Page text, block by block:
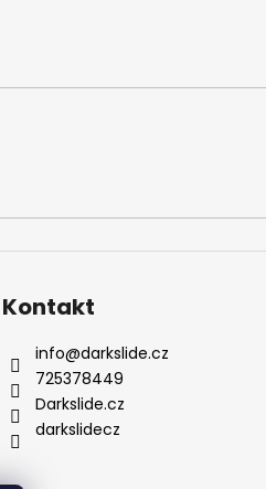
Kontakt
info@darkslide.cz
725378449
Darkslide.cz
darkslidecz